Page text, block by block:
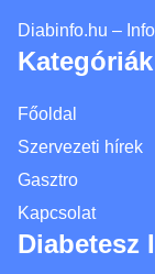
Diabinfo.hu –
Kategóriák
Főoldal
Szervezeti hírek
Gasztro
Kapcsolat
Diabetesz